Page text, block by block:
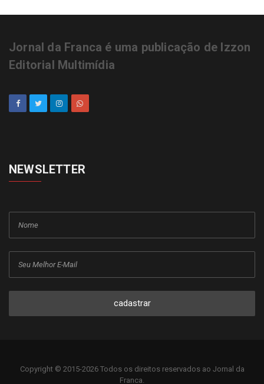
Jornal da Franca é uma publicação de Izzon
Editorial Multimídia
NEWSLETTER
cadastrar
Copyright © 2015-2026 Todos os direitos reservados ao Jornal da
Franca.